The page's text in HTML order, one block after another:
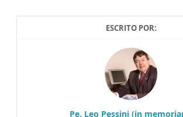
ESCRITO POR:
Pe. Leo Pessini (in